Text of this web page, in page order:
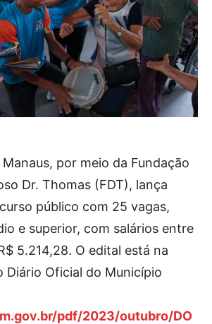
por meio da Fundação
Dr. Thomas (FDT), lança
público com 25 vagas,
e superior, com salários entre
5.214,28. O edital está na
Diário Oficial do Município
pdf/2023/outubro/DO